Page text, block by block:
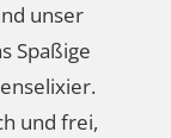
unser
Spaßige
und frei,